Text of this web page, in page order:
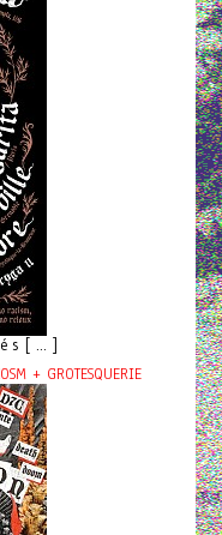
s [ ... ]
+ GROTESQUERIE